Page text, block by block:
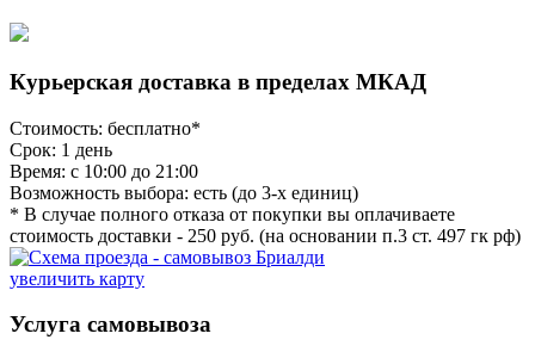
Курьерская доставка в пределах МКАД
Стоимость: бесплатно*
Срок: 1 день
Время: с 10:00 до 21:00
Возможность выбора: есть (до 3-х единиц)
* В случае полного отказа от покупки вы оплачиваете
стоимость доставки - 250 руб. (на основании п.3 ст. 497 гк рф)
увеличить карту
Услуга самовывоза